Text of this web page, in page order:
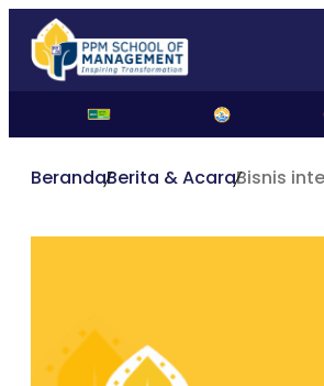
BerandaBerita & AcaraBisnis